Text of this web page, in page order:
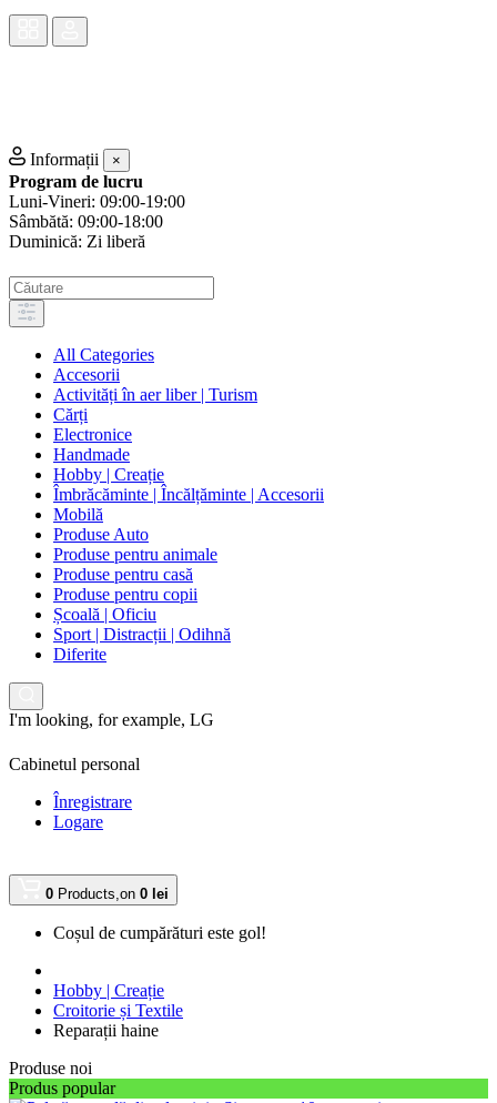
Informații ×
Program de lucru
Luni-Vineri: 09:00-19:00
Sâmbătă: 09:00-18:00
Duminică: Zi liberă
All Categories
Accesorii
Activități în aer liber | Turism
Cărți
Electronice
Handmade
Hobby | Creație
Îmbrăcăminte | Încălțăminte | Accesorii
Mobilă
Produse Auto
Produse pentru animale
Produse pentru casă
Produse pentru copii
Școală | Oficiu
Sport | Distracții | Odihnă
Diferite
I'm looking, for example, LG
Cabinetul personal
Înregistrare
Logare
0 Products,on 0 lei
Coșul de cumpărături este gol!
Hobby | Creație
Croitorie și Textile
Reparații haine
Produse noi
Produs popular